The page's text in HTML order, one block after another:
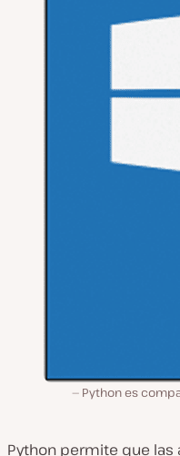
Python es
Python permite que